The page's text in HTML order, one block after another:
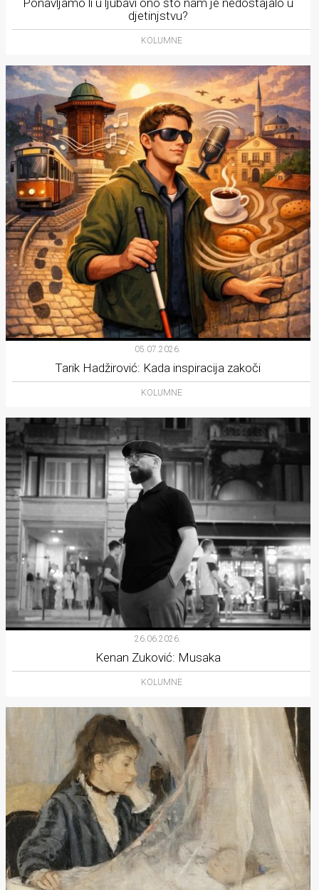
djetinjstvu?
KOLUMNE
05.07.2026.
Tarik Hadžirović: Kada inspiracija zakoči
KOLUMNE
26.06.2026.
Kenan Zuković: Musaka
KOLUMNE